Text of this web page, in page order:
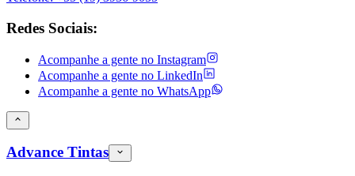
Redes Sociais:
Acompanhe a gente no Instagram
Acompanhe a gente no LinkedIn
Acompanhe a gente no WhatsApp
Advance Tintas